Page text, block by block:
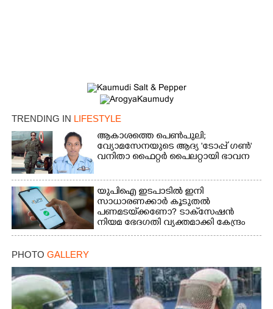
TRENDING IN LIFESTYLE
ആകാശത്തെ പെൺപുലി;
വ്യോമസേനയുടെ ആദ്യ 'ടോപ്പ് ഗൺ'
വനിതാ ഫൈറ്റർ പൈലറ്റായി ഭാവന
യുപിഐ ഇടപാടിൽ ഇനി
സാധാരണക്കാർ കൂടുതൽ
പണമടയ്‌ക്കണോ?​ ടാക്‌സേഷൻ
നിയമ ഭേദഗതി വ്യക്തമാക്കി കേന്ദ്രം
PHOTO GALLERY